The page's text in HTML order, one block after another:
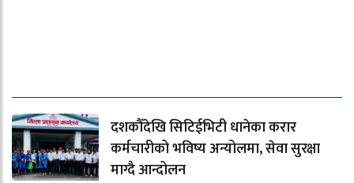
दशकौँदेखि सिटिईभिटी धानेका करार
कर्मचारीको भविष्य अन्योलमा, सेवा सुरक्षा
माग्दै आन्दोलन